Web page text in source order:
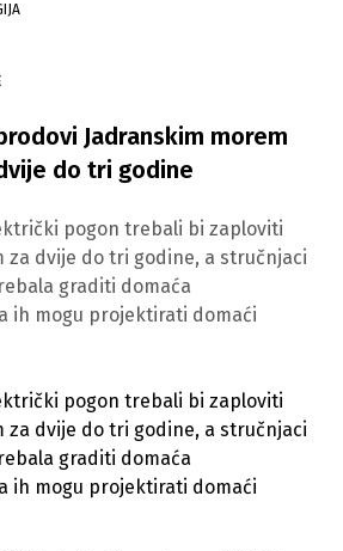
Jadranskim morem
do tri godine
pogon trebali bi zaploviti
za dvije do tri godine, a stručnjaci
graditi domaća
ih mogu projektirati domaći
pogon trebali bi zaploviti
za dvije do tri godine, a stručnjaci
graditi domaća
ih mogu projektirati domaći